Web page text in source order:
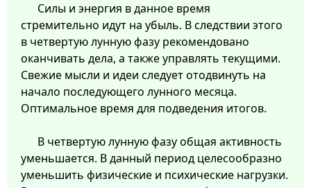
Силы и энергия в данное время
стремительно идут на убыль. В следствии этого
в четвертую лунную фазу рекомендовано
оканчивать дела, а также управлять текущими.
Свежие мысли и идеи следует отодвинуть на
начало последующего лунного месяца.
Оптимальное время для подведения итогов.
В четвертую лунную фазу общая активность
уменьшается. В данный период целесообразно
уменьшить физические и психические нагрузки.